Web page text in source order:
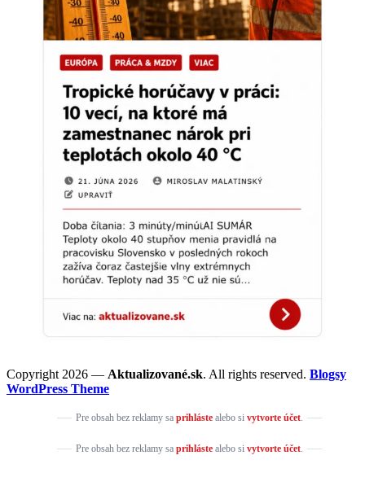
Copyright 2026 — Aktualizované.sk. All rights reserved. Blogsy
WordPress Theme
Pre obsah bez reklamy sa prihlástealebo si vytvorte účet.